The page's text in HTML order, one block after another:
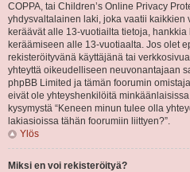
COPPA, tai Children’s Online Privacy
yhdysvaltalainen laki, joka vaatii kaikkien
keräävät alle 13-vuotiailta tietoja,
keräämiseen alle 13-vuotiaalta. Jos olet
rekisteröityvänä käyttäjänä tai
yhteyttä oikeudelliseen neuvonantajaan
phpBB Limited ja tämän foorumin
eivät ole yhteyshenkilöitä
kysymystä “Keneen minun tulee olla
lakiasioissa tähän foorumiin liittyen?”.
Ylös
Miksi en voi rekisteröityä?